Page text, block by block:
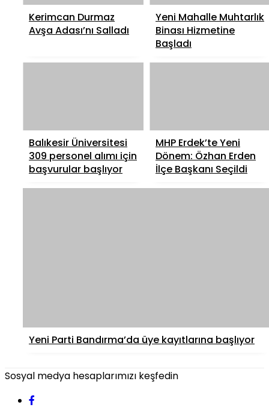
Kerimcan Durmaz
Avşa Adası’nı Salladı
Yeni Mahalle Muhtarlık
Binası Hizmetine
Başladı
Balıkesir Üniversitesi
309 personel alımı için
başvurular başlıyor
MHP Erdek’te Yeni
Dönem: Özhan Erden
İlçe Başkanı Seçildi
Yeni Parti Bandırma’da üye kayıtlarına başlıyor
Sosyal medya hesaplarımızı keşfedin